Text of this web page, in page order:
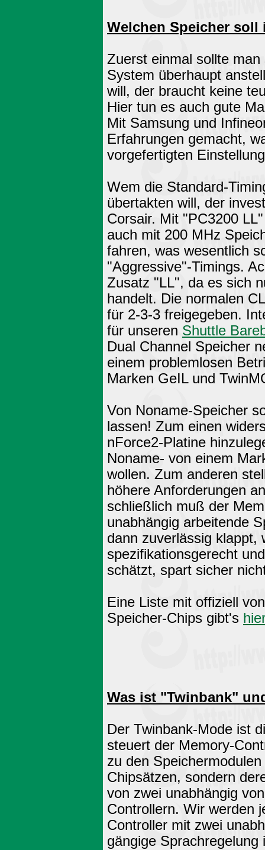
Welchen Speicher soll
Zuerst einmal sollte
System überhaupt
will, der braucht keine
Hier tun es auch gute
Mit Samsung und
Erfahrungen gemacht,
vorgefertigten
Wem die Standard-
übertakten will, der
Corsair. Mit "PC3200
auch mit 200 MHz
fahren, was wesentlich
"Aggressive"-Timings.
Zusatz "LL", da es sich
handelt. Die normalen
für 2-3-3 freigegeben.
für unseren Shuttle
Dual Channel Speicher
einem problemlosen
Marken GeIL und
Von Noname-Speicher
lassen! Zum einen
nForce2-Platine
Noname- von einem
wollen. Zum anderen
höhere Anforderungen
schließlich muß der
unabhängig arbeitende
dann zuverlässig klappt,
spezifikationsgerecht
schätzt, spart sicher
Eine Liste mit offiziell
Speicher-Chips gibt's hier
Was ist "Twinbank"
Der Twinbank-Mode ist
steuert der Memory-
zu den
Chipsätzen, sondern
von zwei unabhängig
Controllern. Wir werden
Controller mit zwei
gängige